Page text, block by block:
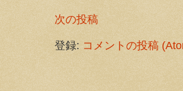
次の投稿
登録: コメントの投稿